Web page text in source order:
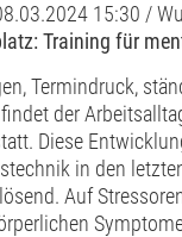
15:30 /
Training für
Termindruck,
der
Diese
in den
Auf